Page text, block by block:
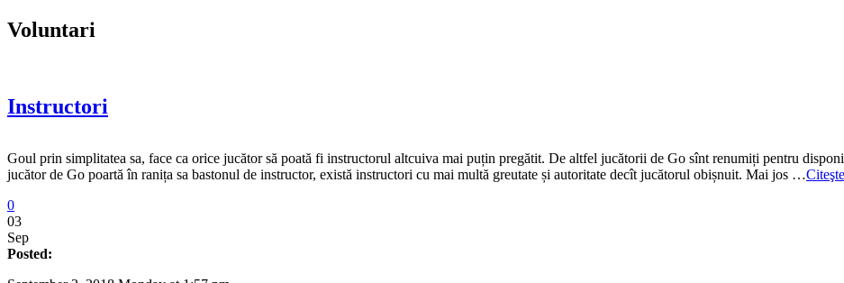
Voluntari
Instructori
Goul prin simplitatea sa, face ca orice jucător să poată fi instructorul altcuiva mai puțin pregătit. De altfel jucătorii de Go sînt renumiți pentru
jucător de Go poartă în ranița sa bastonul de instructor, există instructori cu mai multă greutate și autoritate decît jucătorul obișnuit. Mai jos …
0
03
Sep
Posted: